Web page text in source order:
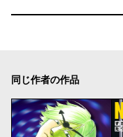
同じ作者の作品